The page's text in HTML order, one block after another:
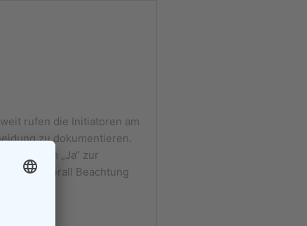
rufen die Initiatoren am
zu dokumentieren.
mit ihrem „Ja“ zur
Tag überall Beachtung